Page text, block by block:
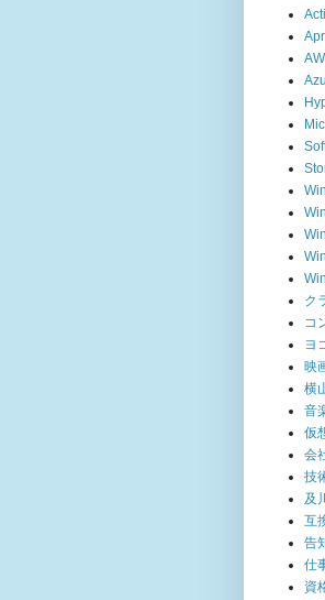
ク
コ
ヨ
映
横
音
仮
会
技
及
互
告
仕
資